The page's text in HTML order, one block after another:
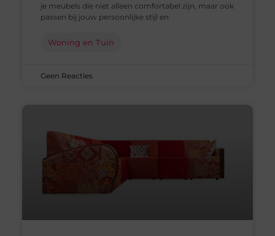
je meubels die niet alleen comfortabel zijn, maar ook
passen bij jouw persoonlijke stijl en
Woning en Tuin
Geen Reacties